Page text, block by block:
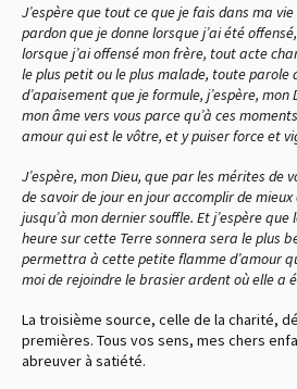
J’espère que tout ce que je fais dans ma
pardon que je donne lorsque j’ai été
lorsque j’ai offensé mon frère, tout acte
le plus petit ou le plus malade, toute parole
d’apaisement que je formule, j’espère,
mon âme vers vous parce qu’à ces
amour qui est le vôtre, et y puiser force et
J’espère, mon Dieu, que par les mérites de
de savoir de jour en jour accomplir de
jusqu’à mon dernier souffle. Et j’espère
heure sur cette Terre sonnera sera le plus
permettra à cette petite flamme d’amour
moi de rejoindre le brasier ardent où elle a
La troisième source, celle de la charité,
premières. Tous vos sens, mes chers
abreuver à satiété.